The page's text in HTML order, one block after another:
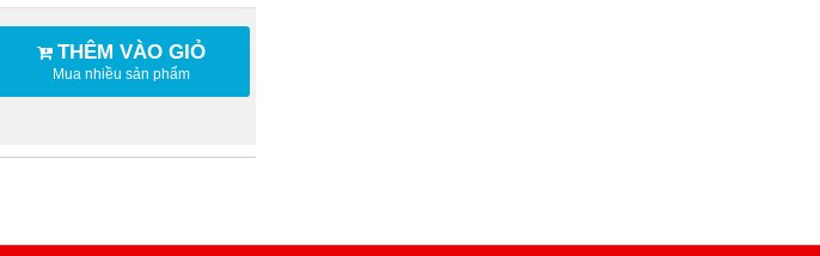
THÊM VÀO GIỎ
Mua nhiều sản phẩm